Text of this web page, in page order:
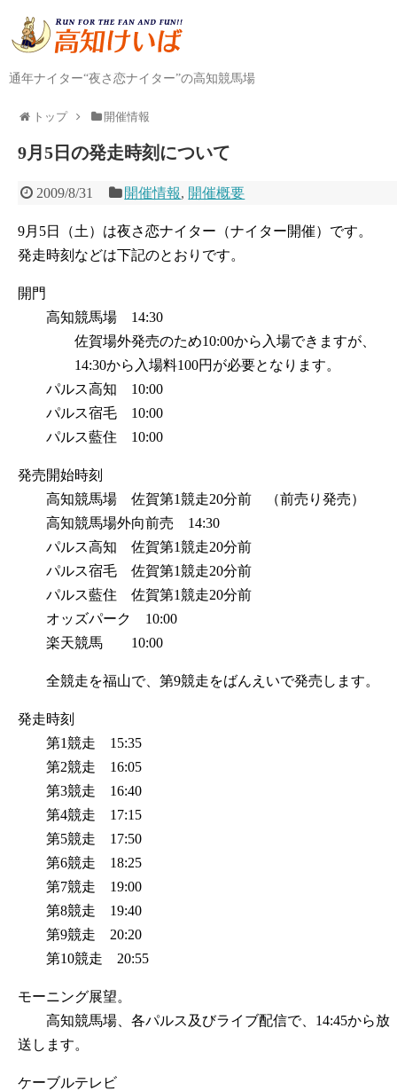
通年ナイター“夜さ恋ナイター”の高知競馬場
トップ 開催情報
9月5日の発走時刻について
2009/8/31 開催情報, 開催概要
9月5日（土）は夜さ恋ナイター（ナイター開催）です。
発走時刻などは下記のとおりです。
開門
高知競馬場 14:30
佐賀場外発売のため10:00から入場できますが、
14:30から入場料100円が必要となります。
パルス高知 10:00
パルス宿毛 10:00
パルス藍住 10:00
発売開始時刻
高知競馬場 佐賀第1競走20分前 （前売り発売）
高知競馬場外向前売 14:30
パルス高知 佐賀第1競走20分前
パルス宿毛 佐賀第1競走20分前
パルス藍住 佐賀第1競走20分前
オッズパーク 10:00
楽天競馬 10:00
全競走を福山で、第9競走をばんえいで発売します。
発走時刻
第1競走 15:35
第2競走 16:05
第3競走 16:40
第4競走 17:15
第5競走 17:50
第6競走 18:25
第7競走 19:00
第8競走 19:40
第9競走 20:20
第10競走 20:55
モーニング展望。
高知競馬場、各パルス及びライブ配信で、14:45から放
送します。
ケーブルテレビ